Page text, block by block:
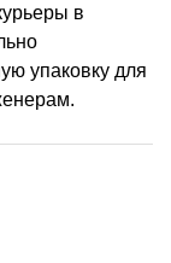
в
упаковку для